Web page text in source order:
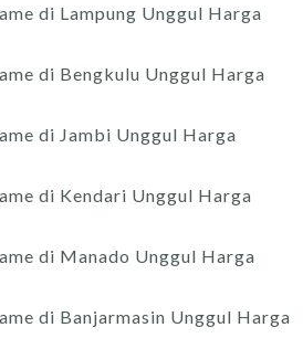
di Lampung Unggul Harga
di Bengkulu Unggul Harga
di Jambi Unggul Harga
di Kendari Unggul Harga
di Manado Unggul Harga
di Banjarmasin Unggul Harga